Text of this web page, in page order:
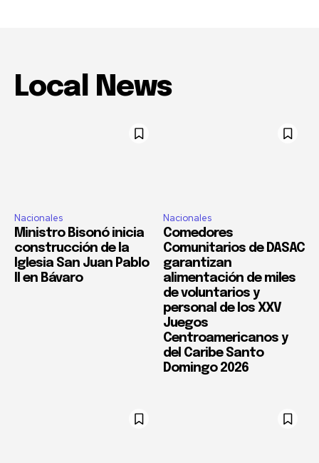
Local News
Nacionales
Ministro Bisonó inicia
construcción de la
Iglesia San Juan Pablo
II en Bávaro
Nacionales
Comedores
Comunitarios de DASAC
garantizan
alimentación de miles
de voluntarios y
personal de los XXV
Juegos
Centroamericanos y
del Caribe Santo
Domingo 2026